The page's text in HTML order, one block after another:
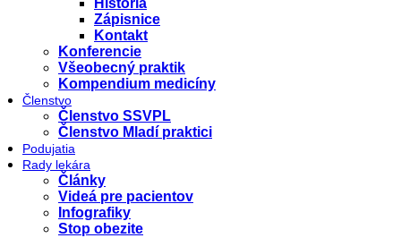
História
Zápisnice
Kontakt
Konferencie
Všeobecný praktik
Kompendium medicíny
Členstvo
Členstvo SSVPL
Členstvo Mladí praktici
Podujatia
Rady lekára
Články
Videá pre pacientov
Infografiky
Stop obezite